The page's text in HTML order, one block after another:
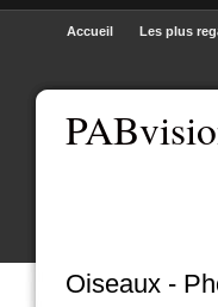
Accueil Les plus
Oiseaux -